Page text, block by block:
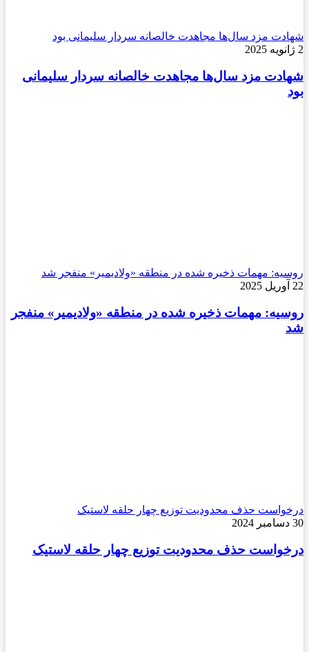
شهادت مزد سال‌ها مجاهدت خالصانه سردار سلیمانی بود
2 ژانویه 2025
شهادت مزد سال‌ها مجاهدت خالصانه سردار سلیمانی
بود
روسیه: مهمات ذخیره شده در منطقه «ولادیمیر» منفجر شد
22 آوریل 2025
روسیه: مهمات ذخیره شده در منطقه «ولادیمیر» منفجر
شد
درخواست حذف محدودیت توزیع چهار حلقه لاستیک
30 دسامبر 2024
درخواست حذف محدودیت توزیع چهار حلقه لاستیک